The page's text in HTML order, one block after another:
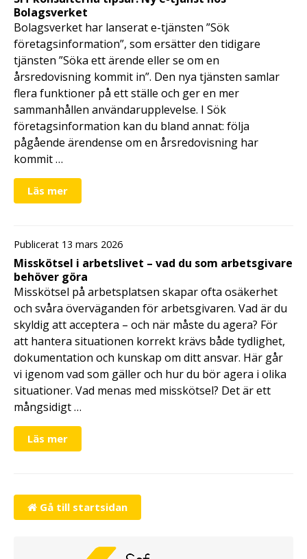
Bolagsverket
Bolagsverket har lanserat e-tjänsten ”Sök
företagsinformation”, som ersätter den tidigare
tjänsten ”Söka ett ärende eller se om en
årsredovisning kommit in”. Den nya tjänsten samlar
flera funktioner på ett ställe och ger en mer
sammanhållen användarupplevelse. I Sök
företagsinformation kan du bland annat: följa
pågående ärendense om en årsredovisning har
kommit …
Läs mer
Publicerat 13 mars 2026
Misskötsel i arbetslivet – vad du som arbetsgivare
behöver göra
Misskötsel på arbetsplatsen skapar ofta osäkerhet
och svåra överväganden för arbetsgivaren. Vad är du
skyldig att acceptera – och när måste du agera? För
att hantera situationen korrekt krävs både tydlighet,
dokumentation och kunskap om ditt ansvar. Här går
vi igenom vad som gäller och hur du bör agera i olika
situationer. Vad menas med misskötsel? Det är ett
mångsidigt …
Läs mer
Gå till startsidan